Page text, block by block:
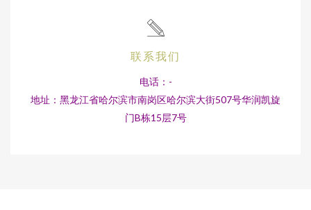
联系我们
电话：-
地址：黑龙江省哈尔滨市南岗区哈尔滨大街507号华润凯旋
门B栋15层7号